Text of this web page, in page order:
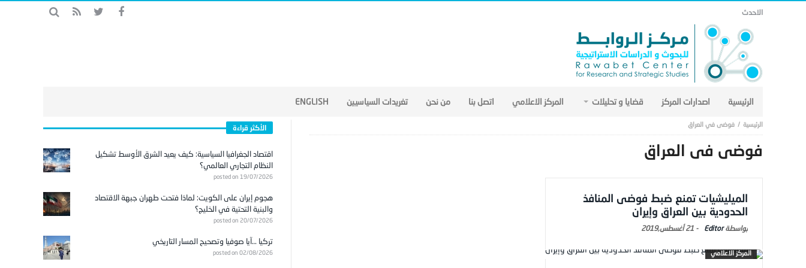
الاحدث
الرئيسية اصدارات المركز قضايا و تحليلات المركز الاعلامي اتصل بنا من نحن تغريدات السياسيين ENGLISH
فوضى في العراق
فوضى في العراق
الميليشيات تمنع ضبط فوضى المنافذ
الحدودية بين العراق وإيران
Editor
- 21 أغسطس,2019
المركز الاعلامي
الأكثر قراءة
اقتصاد الجغرافيا السياسية: كيف يعيد الشرق الأوسط تشكيل
النظام التجاري العالمي؟
posted on 19/07/2026
هجوم إيران على الكويت: لماذا فتحت طهران جبهة الاقتصاد
والبنية التحتية في الخليج؟
posted on 20/07/2026
تركيا …آيا صوفيا وتصحيح المسار التاريخي
posted on 02/08/2026